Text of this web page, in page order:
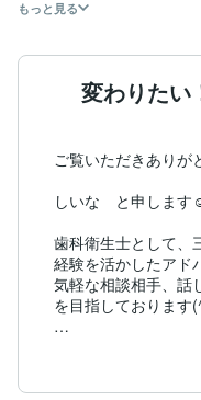
もっと見る
変わりたい
ご覧いただきありが
しいな　と申します
歯科衛生士として、
経験を活かしたアド
気軽な相談相手、話
を目指しております
◇自分を変えたい！
◇医院の雰囲気を変